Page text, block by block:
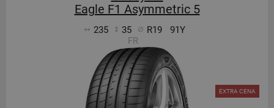
Eagle F1 Asymmetric 5
235 35 R19
91Y
FR
EXTRA CENA